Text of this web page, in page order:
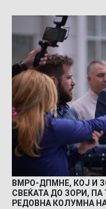
ВМРО-ДПМНЕ, КОЈ И
СВЕЌАТА ДО ЗОРИ, ПА
РЕДОВНА КОЛУМНА